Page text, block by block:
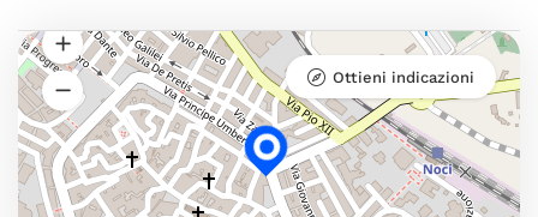
Ottieni indicazioni